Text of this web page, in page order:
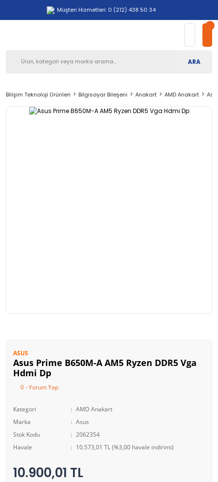
Müşteri Hizmetleri: 0 (212) 438 50 34
ARA
Bilişim Teknoloji Ürünleri Bilgisayar Bileşeni Anakart AMD Anakart
ASUS
Asus Prime B650M-A AM5 Ryzen DDR5 Vga
Hdmi Dp
0 - Yorum Yap
Kategori
AMD Anakart
Marka
Asus
Stok Kodu
2062354
Havale
10.573,01 TL (%3,00 havale indirimi)
10.900,01 TL